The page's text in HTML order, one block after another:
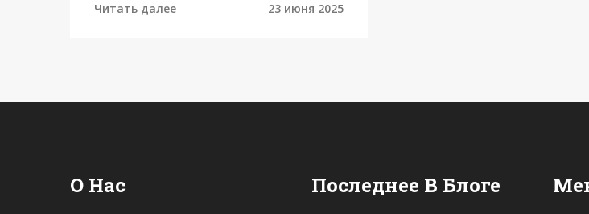
безопасности и даёт практические
личной безопасности.
Читать далее 23 июня 2025
О Нас Последнее В Блоге